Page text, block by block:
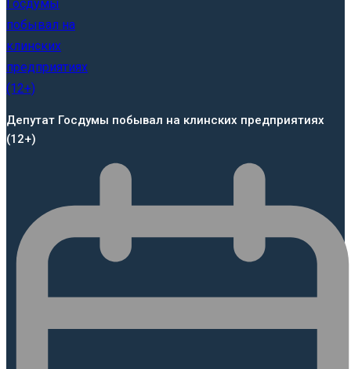
Депутат Госдумы побывал на клинских предприятиях
(12+)